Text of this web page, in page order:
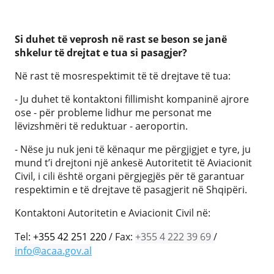
Si duhet të veprosh në rast se beson se janë
shkelur të drejtat e tua si pasagjer?
Në rast të mosrespektimit të të drejtave të tua:
- Ju duhet të kontaktoni fillimisht kompaninë ajrore
ose - për probleme lidhur me personat me
lëvizshmëri të reduktuar - aeroportin.
- Nëse ju nuk jeni të kënaqur me përgjigjet e tyre, ju
mund t’i drejtoni një ankesë Autoritetit të Aviacionit
Civil, i cili është organi përgjegjës për të garantuar
respektimin e të drejtave të pasagjerit në Shqipëri.
Kontaktoni Autoritetin e Aviacionit Civil në:
Tel: +355 42 251 220/ Fax: +355 4 222 39 69/
info@acaa.gov.al